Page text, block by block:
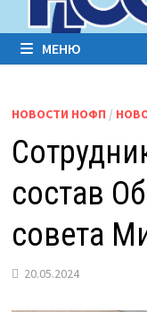
МЕНЮ
НОВОСТИ НОФП /
состав
совета
20.05.2024